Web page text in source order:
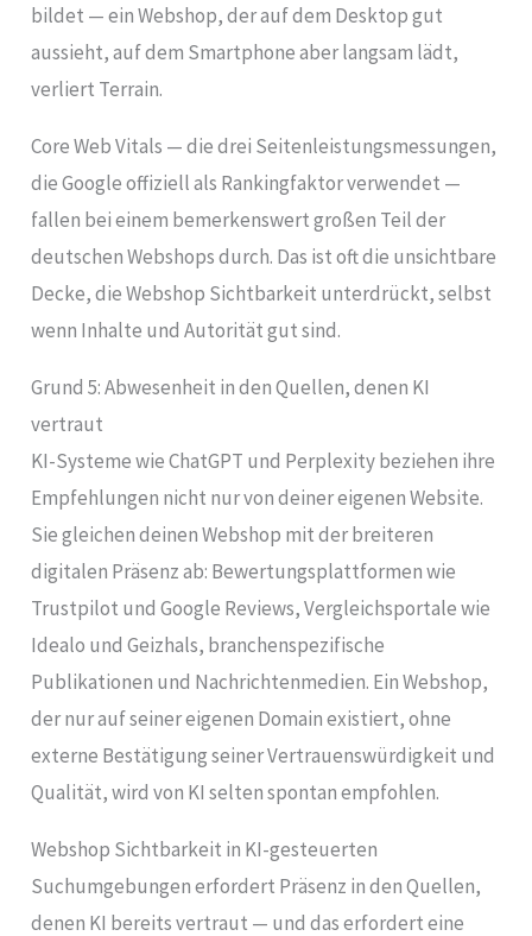
bildet — ein Webshop, der auf dem Desktop gut
aussieht, auf dem Smartphone aber langsam lädt,
verliert Terrain.
Core Web Vitals — die drei Seitenleistungsmessungen,
die Google offiziell als Rankingfaktor verwendet —
fallen bei einem bemerkenswert großen Teil der
deutschen Webshops durch. Das ist oft die unsichtbare
Decke, die Webshop Sichtbarkeit unterdrückt, selbst
wenn Inhalte und Autorität gut sind.
Grund 5: Abwesenheit in den Quellen, denen KI
vertraut
KI-Systeme wie ChatGPT und Perplexity beziehen ihre
Empfehlungen nicht nur von deiner eigenen Website.
Sie gleichen deinen Webshop mit der breiteren
digitalen Präsenz ab: Bewertungsplattformen wie
Trustpilot und Google Reviews, Vergleichsportale wie
Idealo und Geizhals, branchenspezifische
Publikationen und Nachrichtenmedien. Ein Webshop,
der nur auf seiner eigenen Domain existiert, ohne
externe Bestätigung seiner Vertrauenswürdigkeit und
Qualität, wird von KI selten spontan empfohlen.
Webshop Sichtbarkeit in KI-gesteuerten
Suchumgebungen erfordert Präsenz in den Quellen,
denen KI bereits vertraut — und das erfordert eine